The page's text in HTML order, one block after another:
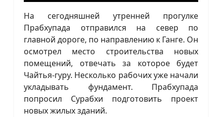
На сегодняшней утренней прогулке
Прабхупада отправился на север по
главной дороге, по направлению к Ганге. Он
осмотрел место строительства новых
помещений, отвечать за которое будет
Чайтья-гуру. Несколько рабочих уже начали
укладывать фундамент. Прабхупада
попросил Сурабхи подготовить проект
новых жилых зданий.